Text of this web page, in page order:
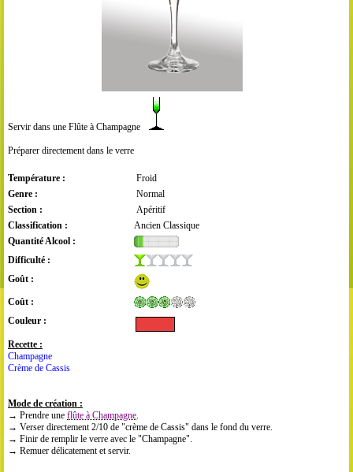
Servir dans une Flûte à Champagne
Préparer directement dans le verre
Température :
Froid
Genre :
Normal
Section :
Apéritif
Classification :
Ancien Classique
Quantité Alcool :
Difficulté :
Goût :
Coût :
Couleur :
Recette :
Champagne
Crème de Cassis
Mode de création :
→ Prendre une flûte à Champagne.
→ Verser directement 2/10 de "crème de Cassis" dans le fond du verre.
→ Finir de remplir le verre avec le "Champagne".
→ Remuer délicatement et servir.